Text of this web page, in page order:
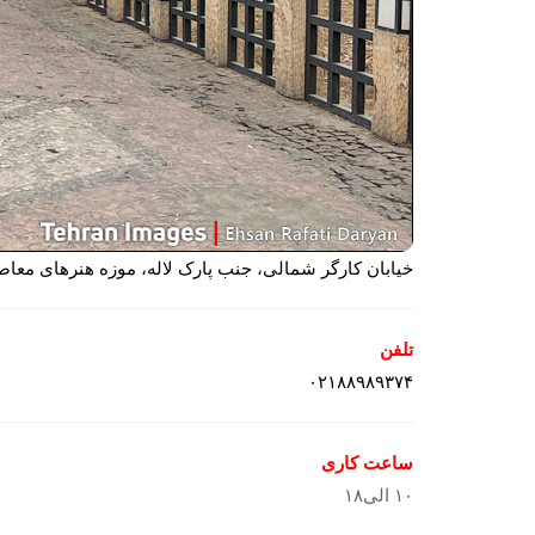
خیابان کارگر شمالی، جنب پارک لاله، موزه هنرهای
تلفن
۰۲۱۸۸۹۸۹۳۷۴
ساعت کاری
۱۰ الی۱۸